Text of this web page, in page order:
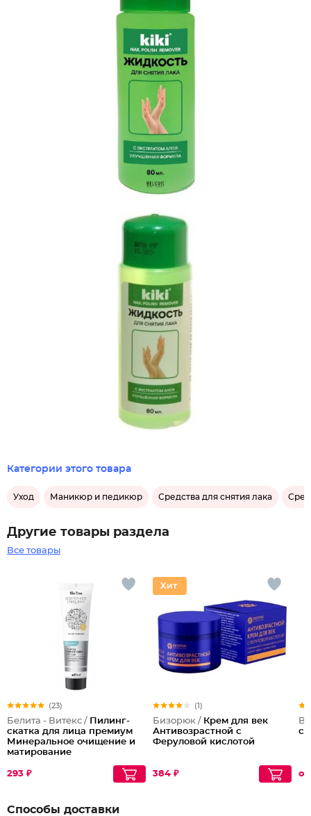
Категории этого товара
Уход Маникюр и педикюр Средства для снятия лака
Другие товары раздела
Все товары
(23)
Белита - Витекс / Пилинг-
скатка для лица премиум
Минеральное очищение и
матирование
293 ₽
(1)
Бизорюк / Крем для век
Антивозрастной с
Феруловой кислотой
384 ₽ от
Способы доставки